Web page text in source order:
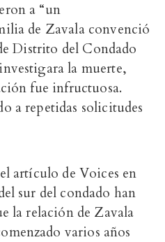
a “un
de Zavala convenció
Distrito del Condado
la muerte,
fue infructuosa.
a repetidas solicitudes
artículo de Voices en
sur del condado han
la relación de Zavala
varios años